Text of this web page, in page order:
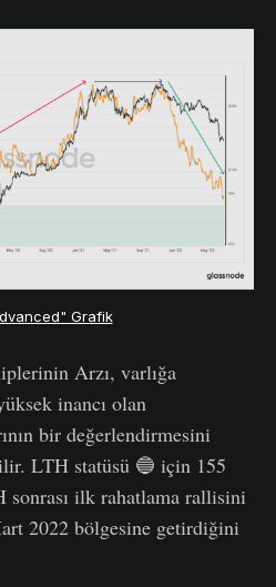
Grafik
Arzı, varlığa
inancı olan
bir değerlendirmesini
LTH statüsü 🔵 için 155
sonrası ilk rahatlama rallisini
2022 bölgesine getirdiğini